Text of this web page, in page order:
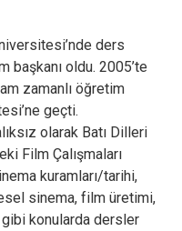
ders
başkanı oldu. 2005’te
zamanlı öğretim
geçti.
olarak Batı Dilleri
Film Çalışmaları
kuramları/tarihi,
sinema, film üretimi,
gibi konularda dersler